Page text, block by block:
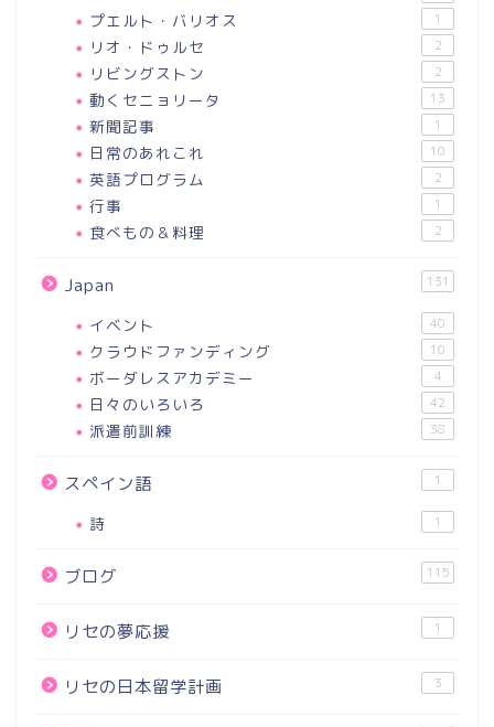
プエルト・バリオス 1
リオ・ドゥルセ 2
リビングストン 2
動くセニョリータ 13
新聞記事 1
日常のあれこれ 10
英語プログラム 2
行事 1
食べもの＆料理 2
Japan 131
イベント 40
クラウドファンディング 10
ボーダレスアカデミー 4
日々のいろいろ 42
派遣前訓練 38
スペイン語 1
詩 1
ブログ 115
リセの夢応援 1
リセの日本留学計画 3